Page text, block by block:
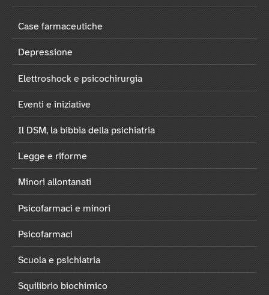
Case farmaceutiche
Depressione
Elettroshock e psicochirurgia
Eventi e iniziative
Il DSM, la bibbia della psichiatria
Legge e riforme
Minori allontanati
Psicofarmaci e minori
Psicofarmaci
Scuola e psichiatria
Squilibrio biochimico